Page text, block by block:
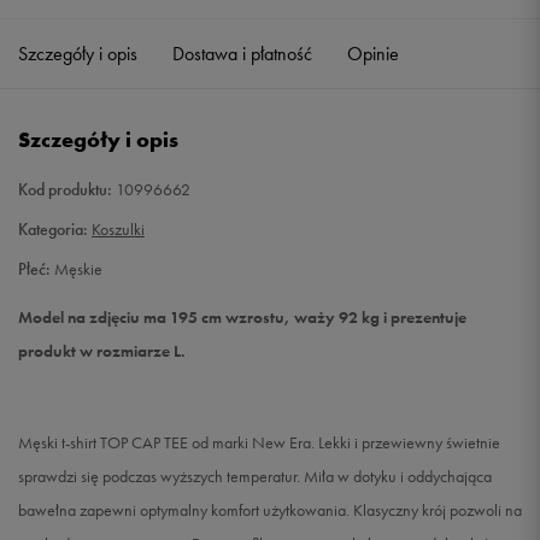
M Powiadom o dostępności
XXL
Szczegóły i opis Dostawa i płatność Opinie
Szczegóły i opis
Kod produktu: 10996662
Kategoria: Koszulki
Płeć: Męskie
Model na zdjęciu ma 195 cm wzrostu, waży 92 kg i prezentuje
produkt w rozmiarze L.
Męski t-shirt TOP CAP TEE od marki New Era. Lekki i przewiewny świetnie
sprawdzi się podczas wyższych temperatur. Miła w dotyku i oddychająca
bawełna zapewni optymalny komfort użytkowania. Klasyczny krój pozwoli na